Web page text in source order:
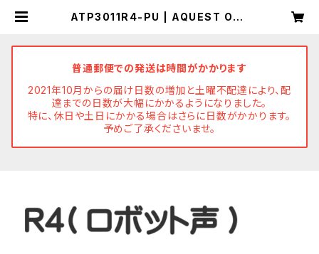
ATP3011R4-PU | AQUEST Onli
普通郵便での発送は時間がかかります
2021年10月からの届け日数の増加と土曜不配達により、配
達までの日数が大幅にかかるようになりました。
特に、休日や土日にかかる場合はさらに日数がかかります。
予めご了承くださいませ。